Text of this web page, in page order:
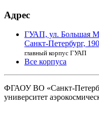
Адрес
ГУАП, ул. Большая
Санкт-Петербург,
главный корпус ГУАП
Все корпуса
ФГАОУ ВО «Санкт-
университет